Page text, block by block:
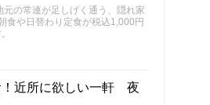
の常連が足しげく通う、隠れ家
食や日替わり定食が税込1,000円
！近所に欲しい一軒 夜